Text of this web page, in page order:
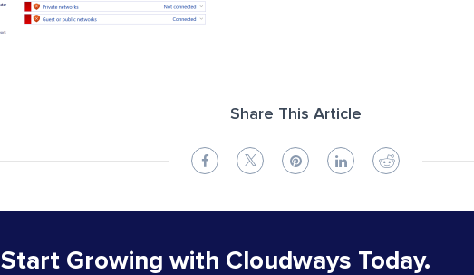
Share This Article
Start Growing with Cloudways Today.